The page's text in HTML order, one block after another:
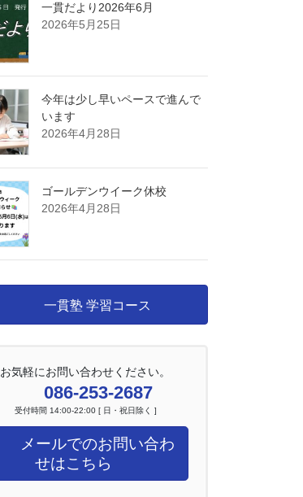
一貫だより2026年6月
2026年5月25日
今年は少し早いペースで進んで
います
2026年4月28日
ゴールデンウイーク休校
2026年4月28日
一貫塾 学習コース
お気軽にお問い合わせください。
086-253-2687
受付時間 14:00-22:00 [ 日・祝日除く ]
メールでのお問い合わ
せはこちら